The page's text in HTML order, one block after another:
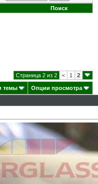
Поиск
Страница 2 из 2 < 1 2
темы
Опции просмотра